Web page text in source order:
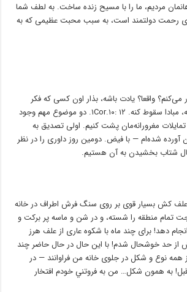
مردیم، ما را با مسیح زنده ساخت. به لطف شما
رحمت دولتمند است، به سبب محبت عظیمی که به
می‌کنم؟ واقعا؟ یادت باشه، بذار اون کسی که فکر
میکنه ایستاده، توجه کنه، مبادا سقوط کنه. ۱Cor.۱۰: ۱۲. دو موضوع مهم وجود
مغرورانه‌مان پشت کنیم. اولی تصدیق به
شده‌ام — با فیض. دومین روز داوری را در نظر
شتاب بخشیدن به ﺁن هستیم.
کش بسیار قوی بر روی سنگ فرش اطراف در خانه
تمام منطقه را شسته، و در شن و ماسه پر برکت و
دهد! برای چند ماه با شکوه عاری از علف هرز
حد خوشحال شدم! با این حال در حال حاضر چند
همه نوع و شکل در جلوی خانه من فراوانند — در
به همون شکل… من به فروتني خودم افتخار